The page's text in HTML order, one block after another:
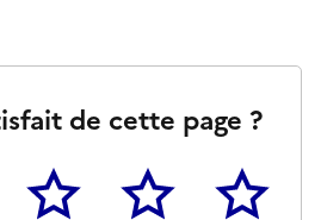
de cette page ?
3 4 5